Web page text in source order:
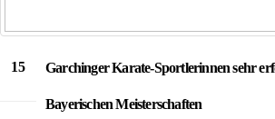
15 Garchinger Karate-Sportlerinnen sehr
Bayerischen Meisterschaften